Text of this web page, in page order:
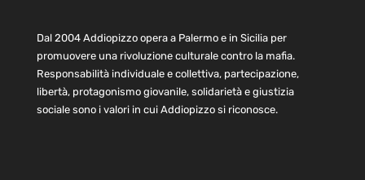
Dal 2004 Addiopizzo opera a Palermo e in Sicilia per
promuovere una rivoluzione culturale contro la mafia.
Responsabilità individuale e collettiva, partecipazione,
libertà, protagonismo giovanile, solidarietà e giustizia
sociale sono i valori in cui Addiopizzo si riconosce.